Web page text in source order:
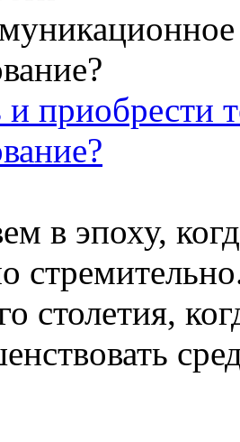
и приобрести
в эпоху,
столетия,